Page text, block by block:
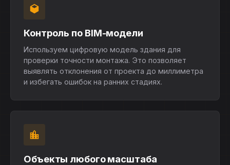
Контроль по BIM-модели
Используем цифровую модель здания для
проверки точности монтажа. Это позволяет
выявлять отклонения от проекта до миллиметра
и избегать ошибок на ранних стадиях.
Объекты любого масштаба